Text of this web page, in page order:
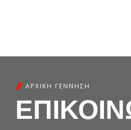
ΑΡΧΙΚΉ ΓΈΝΝΗΣΗ